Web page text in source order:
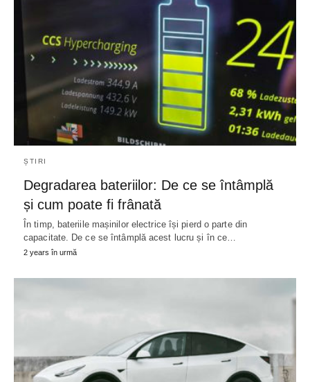
ȘTIRI
Degradarea bateriilor: De ce se întâmplă
și cum poate fi frânată
În timp, bateriile mașinilor electrice își pierd o parte din
capacitate. De ce se întâmplă acest lucru și în ce…
2 years în urmă